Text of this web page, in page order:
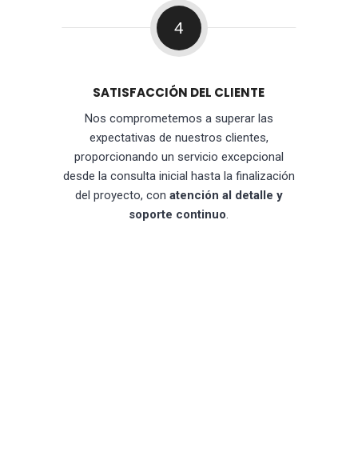
4
SATISFACCIÓN DEL CLIENTE
Nos comprometemos a superar las
expectativas de nuestros clientes,
proporcionando un servicio excepcional
desde la consulta inicial hasta la finalización
del proyecto, con atención al detalle y
soporte continuo.